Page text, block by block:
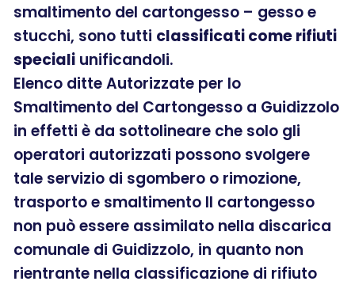
smaltimento del cartongesso – gesso e
stucchi, sono tutti classificati come rifiuti
speciali unificandoli.
Elenco ditte Autorizzate per lo
Smaltimento del Cartongesso a Guidizzolo
in effetti è da sottolineare che solo gli
operatori autorizzati possono svolgere
tale servizio di sgombero o rimozione,
trasporto e smaltimento Il cartongesso
non può essere assimilato nella discarica
comunale di Guidizzolo, in quanto non
rientrante nella classificazione di rifiuto